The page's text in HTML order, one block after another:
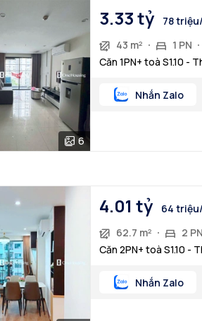
6
3.33 tỷ
78
43 m²
1 PN
Căn 1PN+ toà S1.10 -
Nhắn Zalo
4.01 tỷ
64
62.7 m²
2 PN
Căn 2PN+ toà S1.10 -
Nhắn Zalo